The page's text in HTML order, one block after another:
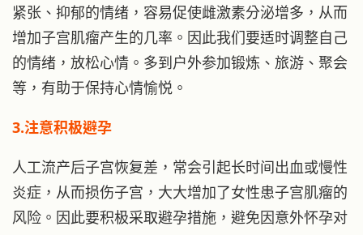
紧张、抑郁的情绪，容易促使雌激素分泌增多，从而
增加子宫肌瘤产生的几率。因此我们要适时调整自己
的情绪，放松心情。多到户外参加锻炼、旅游、聚会
等，有助于保持心情愉悦。
3.注意积极避孕
人工流产后子宫恢复差，常会引起长时间出血或慢性
炎症，从而损伤子宫，大大增加了女性患子宫肌瘤的
风险。因此要积极采取避孕措施，避免因意外怀孕对